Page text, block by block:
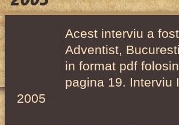
Acest interviu a
Adventist,
in format pdf
pagina 19. Interviu
2005